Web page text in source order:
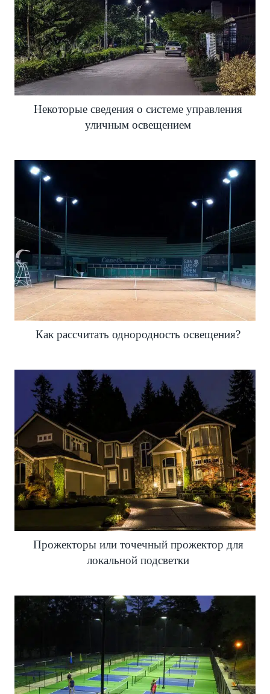
Некоторые сведения о системе управления
уличным освещением
Как рассчитать однородность освещения?
Прожекторы или точечный прожектор для
локальной подсветки